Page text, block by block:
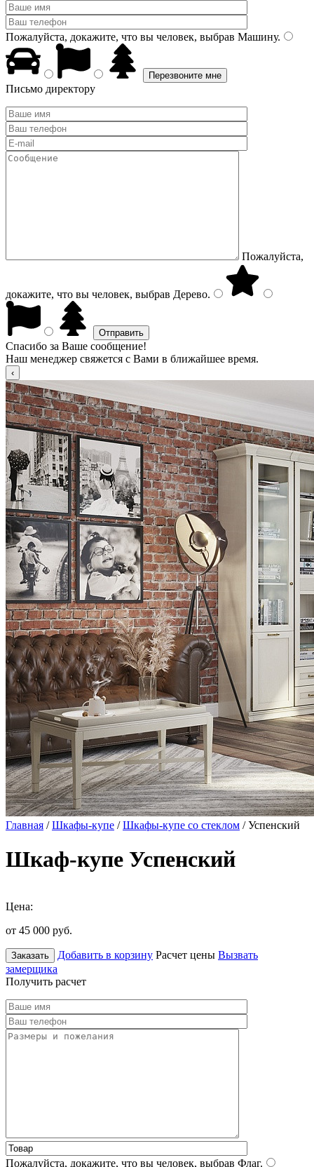
Пожалуйста, докажите, что вы человек, выбрав Машину.
Письмо директору
Пожалуйста,
докажите, что вы человек, выбрав Дерево.
Спасибо за Ваше сообщение!
Наш менеджер свяжется с Вами в ближайшее время.
Главная /Шкафы-купе /Шкафы-купе со стеклом / Успенский
Шкаф-купе Успенский
Цена:
от 45 000 руб.
Заказать Добавить в корзину Расчет цены Вызвать
замерщика
Получить расчет
Пожалуйста, докажите, что вы человек, выбрав Флаг.